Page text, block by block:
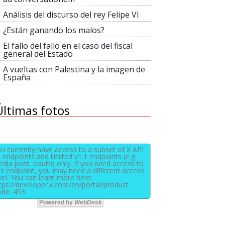
Análisis del discurso del rey Felipe VI
¿Están ganando los malos?
El fallo del fallo en el caso del fiscal
general del Estado
A vueltas con Palestina y la imagen de
España
fotos
currently have access to a subset of X API
endpoints and limited v1.1 endpoints (e.g.
post, oauth) only. If you need access to
endpoint, you may need a different access
You can learn more here:
developer.x.com/en/portal/product
453
Powered by WebDesk